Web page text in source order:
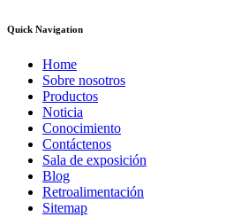
Quick Navigation
Home
Sobre nosotros
Productos
Noticia
Conocimiento
Contáctenos
Sala de exposición
Blog
Retroalimentación
Sitemap